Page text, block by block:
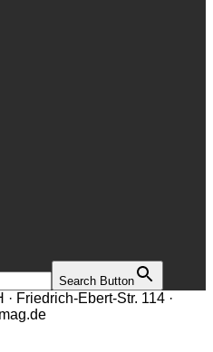
Search Button
Friedrich-Ebert-Str. 114 ·